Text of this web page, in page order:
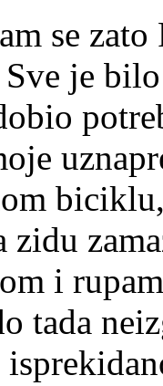
se
Sve je
zidu
i
tada